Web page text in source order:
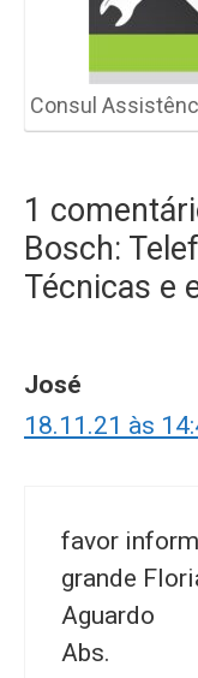
Consul
1
Bosch:
Técnicas e
José
18.11.21 às
favor
grande
Aguardo
Abs.